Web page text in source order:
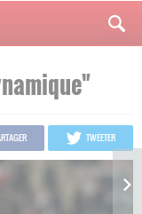
TWEETER